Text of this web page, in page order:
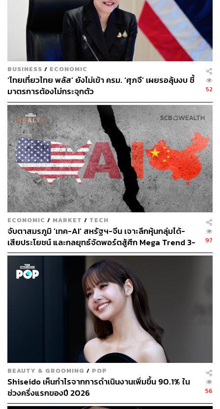
คำตัดสินนี้จะส่งผลกระทบโดยตรงต่อกำแพงภาษี ซึ่งก็คือ
‘ภาษีตอบโต้’ (Reciprocal Tariffs) รวมถึงภาษีที่เกี่ยวข้องกับ
ยาเฟนทานิลที่ใช้กับแคนาดา จีน และเม็กซิโก แต่จะไม่ส่ง
ผลกระทบต่อภาษีเฉพาะภาคส่วน เช่น รถยนต์ เหล็ก และอลูมิ
เนียม ซึ่งอ้างอิงอำนาจจากกฎหมายความมั่นคงฉบับอื่น
เอสวาร์ ปราสาด ศาสตราจารย์ด้านเศรษฐศาสตร์จากมหา
วิทยาลัยคอร์เนล กล่าวว่า “คำตัดสินของศาลครั้งนี้ได้สร้าง
อุปสรรคครั้งใหญ่ให้กับนโยบายภาษีของทรัมป์ และจะยิ่งเพิ่ม
ความไม่แน่นอนอย่างมหาศาลให้กับภูมิทัศน์การค้าโลก”
หากคำตัดสินนี้ได้รับการยืนยันจากศาลฎีกา ก็อาจทำให้
รัฐบาลสูญเสียรายได้จากภาษีหลายแสนล้านดอลลาร์
คดีนี้เริ่มต้นจากกลุ่มธุรกิจขนาดเล็กที่นำโดยผู้นำเข้าไวน์
VOS Selections และได้รับการสนับสนุนจาก 12 รัฐที่นำโดย
รัฐออริกอน ซึ่งระบุว่าภาษีเหล่านี้สร้างความเสียหายให้กับ
ธุรกิจและเพิ่มต้นทุนให้กับหน่วยงานภาครัฐในการจัดซื้อ
อุปกรณ์จำเป็น
เจฟฟรีย์ ชวาบ ผู้อำนวยการฝ่ายคดีความของ Liberty Justice
Center กล่าวว่า “คำวินิจฉัยนี้ช่วยปกป้องธุรกิจและผู้บริโภค
ชาวอเมริกันจากความไม่แน่นอนและความเสียหายที่เกิดจาก
ภาษีที่ไม่ชอบด้วยกฎหมายเหล่านี้”
ขณะที่ รอน ไวเดน วุฒิสมาชิกพรรคเดโมแครต กล่าวว่า
“ศาลรัฐบาลกลางได้ทำในสิ่งที่วุฒิสมาชิกพรรครีพับลิกันไม่
ยอมทำซ้ำแล้วซ้ำเล่า นั่นคือการระบุอย่างชัดเจนว่าการขึ้น
ภาษีของโดนัลด์ ทรัมป์นั้นผิดกฎหมายและไม่สามารถดำเนิน
ภาพ:Somodevilla/Getty Images
อ้างอิง:
https://www.wsj.com/politics/policy/appeals-court-rej
BUSINESS / ECONOMIC
‘ไทยเที่ยวไทย พลัส’ ยังไม่เข้า ครม. ‘ศุภจี’ เผยรอลุ้นงบ ชี้
มาตรการต้องไม่กระจุกตัว
52
ECONOMIC / MARKET / TECH
จับตาสมรภูมิ ‘เทค-AI’ สหรัฐฯ-จีน เจาะลึกหุ้นกลุ่มได้-
เสียประโยชน์ และกลยุทธ์จัดพอร์ตสู้ศึก Mega Trend 3-
5 ปีข้างหน้า
97
BEAUTY & GROOMING / POP
Shiseido เห็นกำไรจากการดำเนินงานเพิ่มขึ้น 90.1% ใน
ช่วงครึ่งแรกของปี 2026
56